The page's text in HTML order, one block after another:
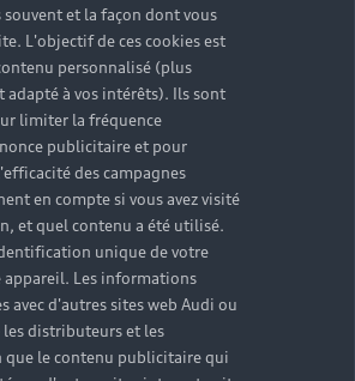
et la façon dont vous
L'objectif de ces cookies est
personnalisé (plus
adapté à vos intérêts). Ils sont
limiter la fréquence
publicitaire et pour
des campagnes
en compte si vous avez visité
et quel contenu a été utilisé.
unique de votre
appareil. Les informations
avec d'autres sites web Audi ou
les distributeurs et les
que le contenu publicitaire qui